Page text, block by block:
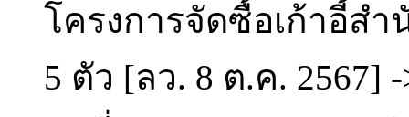
โครงการจัดซื้อเก้าอี้ส
5 ตัว [ลว. 8 ต.ค. 2567]